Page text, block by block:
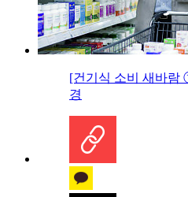
[건기식 소비 새바람
경